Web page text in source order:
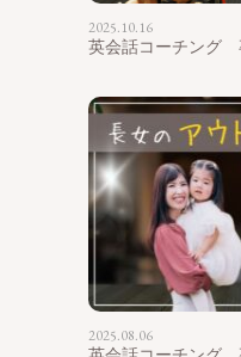
2025.10.16
2025.08.06